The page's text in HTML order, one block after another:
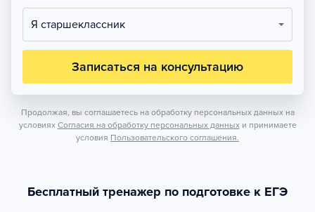
Я старшеклассник
Записаться на консультацию
Продолжая, вы соглашаетесь на обработку персональных данных на
условиях Согласия на обработку персональных данных и принимаете
условия Пользовательского соглашения.
Бесплатный тренажер по подготовке к ЕГЭ